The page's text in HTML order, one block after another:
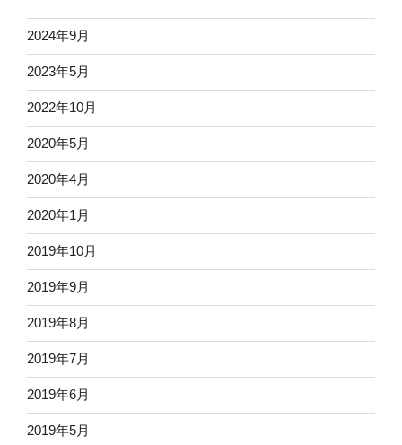
2024年9月
2023年5月
2022年10月
2020年5月
2020年4月
2020年1月
2019年10月
2019年9月
2019年8月
2019年7月
2019年6月
2019年5月